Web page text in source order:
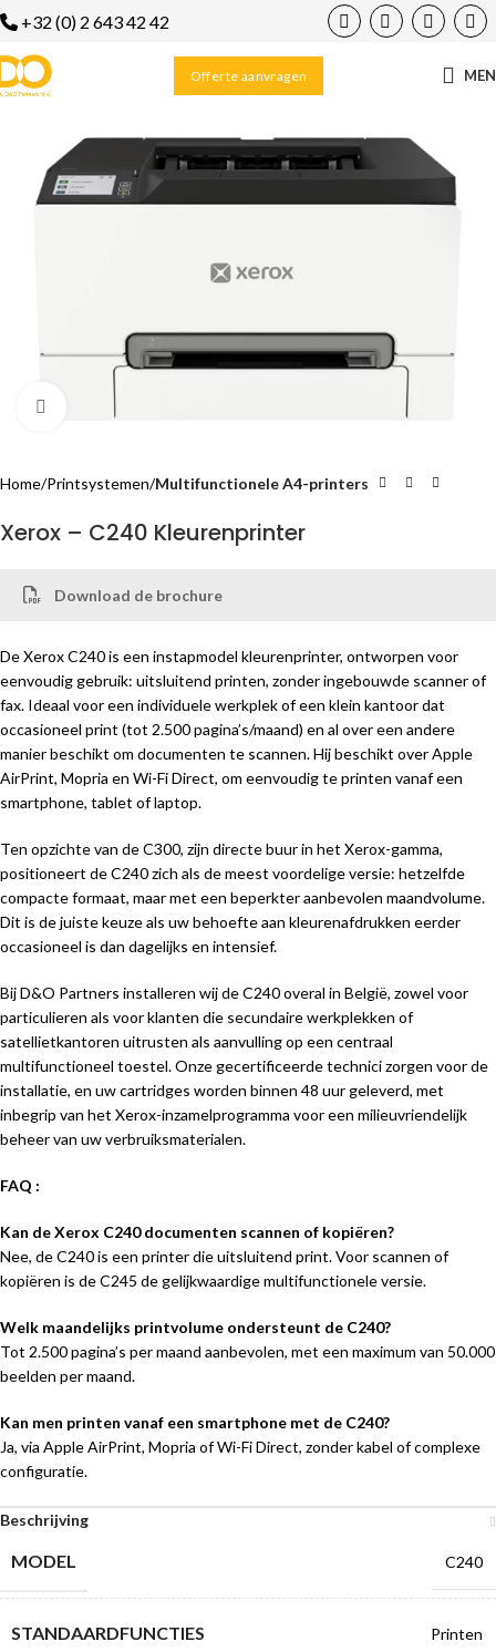
+32 (0) 2 643 42 42
Offerte aanvragen
Klik om te vergroten
Home Printsystemen Multifunctionele A4-printers
Xerox – C240 Kleurenprinter
Download de brochure
De Xerox C240 is een instapmodel kleurenprinter, ontworpen voor
eenvoudig gebruik: uitsluitend printen, zonder ingebouwde scanner of
fax. Ideaal voor een individuele werkplek of een klein kantoor dat
occasioneel print (tot 2.500 pagina’s/maand) en al over een andere
manier beschikt om documenten te scannen. Hij beschikt over Apple
AirPrint, Mopria en Wi-Fi Direct, om eenvoudig te printen vanaf een
smartphone, tablet of laptop.
Ten opzichte van de C300, zijn directe buur in het Xerox-gamma,
positioneert de C240 zich als de meest voordelige versie: hetzelfde
compacte formaat, maar met een beperkter aanbevolen maandvolume.
Dit is de juiste keuze als uw behoefte aan kleurenafdrukken eerder
occasioneel is dan dagelijks en intensief.
Bij D&O Partners installeren wij de C240 overal in België, zowel voor
particulieren als voor klanten die secundaire werkplekken of
satellietkantoren uitrusten als aanvulling op een centraal
multifunctioneel toestel. Onze gecertificeerde technici zorgen voor de
installatie, en uw cartridges worden binnen 48 uur geleverd, met
inbegrip van het Xerox-inzamelprogramma voor een milieuvriendelijk
beheer van uw verbruiksmaterialen.
FAQ :
Kan de Xerox C240 documenten scannen of kopiëren?
Nee, de C240 is een printer die uitsluitend print. Voor scannen of
kopiëren is de C245 de gelijkwaardige multifunctionele versie.
Welk maandelijks printvolume ondersteunt de C240?
Tot 2.500 pagina’s per maand aanbevolen, met een maximum van 50.000
beelden per maand.
Kan men printen vanaf een smartphone met de C240?
Ja, via Apple AirPrint, Mopria of Wi-Fi Direct, zonder kabel of complexe
configuratie.
Beschrijving
MODEL C240
STANDAARDFUNCTIES Printen